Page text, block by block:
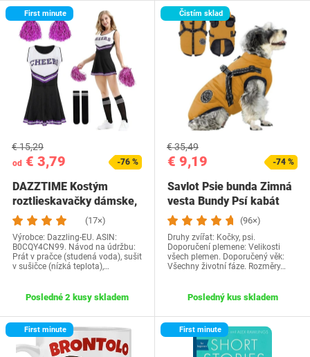
First minute
od € 3,79
€ 15,29
-76 %
DAZZTIME Kostým
roztlieskavačky dámske,
kostým…
(17×)
Výrobce: Dazzling-EU. ASIN:
B0CQY4CN99. Návod na údržbu:
Prát v pračce (studená voda), sušit
v sušičce (nízká teplota),…
Posledné 2 kusy skladem
Čistím sklad
€ 9,19
€ 35,49
-74 %
Savlot Psie bunda Zimná
vesta Bundy Psí kabát
Psí sveter…
(96×)
Druhy zvířat: Kočky, psi.
Doporučení plemene: Velikosti
všech plemen. Doporučený věk:
Všechny životní fáze. Rozměry…
Posledný kus skladem
First minute First minute